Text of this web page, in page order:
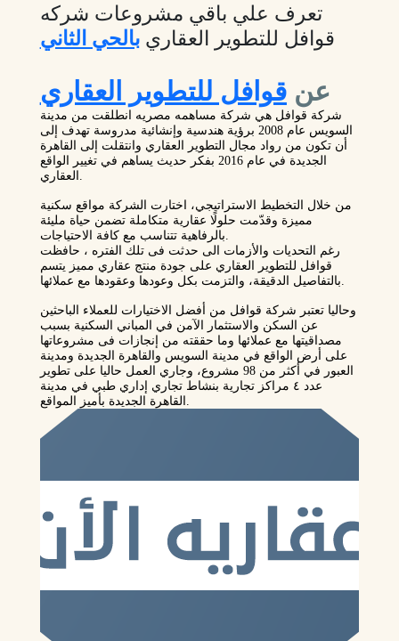
تعرف علي باقي مشروعات شركه
قوافل للتطوير العقاريبالحي الثاني
عنقوافل للتطوير العقاري
شركة قوافل هي شركة مساهمه مصريه انطلقت من مدينة
السويس عام 2008 برؤية هندسية وإنشائية مدروسة تهدف إلى
أن تكون من رواد مجال التطوير العقاري وانتقلت إلى القاهرة
الجديدة في عام 2016 بفكر حديث يساهم في تغيير الواقع
من خلال التخطيط الاستراتيجي، اختارت الشركة مواقع سكنية
مميزة وقدّمت حلولًا عقارية متكاملة تضمن حياة مليئة
رغم التحديات والأزمات الى حدثت فى تلك الفتره ، حافظت
قوافل للتطوير العقاري على جودة منتج عقاري مميز يتسم
وحاليا تعتبر شركة قوافل من أفضل الاختيارات للعملاء الباحثين
عن السكن والاستثمار الآمن في المباني السكنية بسبب
مصداقيتها مع عملائها وما حققته من إنجازات فى مشروعاتها
على أرض الواقع في مدينة السويس والقاهرة الجديدة ومدينة
العبور في أكثر من 98 مشروع، وجاري العمل حاليا على تطوير
عدد ٤ مراكز تجارية بنشاط تجاري إداري طبي في مدينة